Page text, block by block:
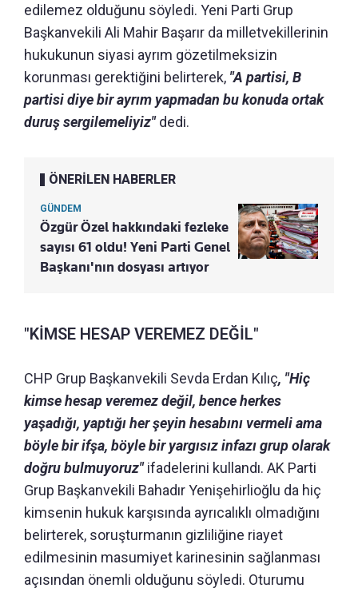
edilemez olduğunu söyledi. Yeni Parti Grup
Başkanvekili Ali Mahir Başarır da milletvekillerinin
hukukunun siyasi ayrım gözetilmeksizin
korunması gerektiğini belirterek, "A partisi, B
partisi diye bir ayrım yapmadan bu konuda ortak
duruş sergilemeliyiz"dedi.
ÖNERİLEN HABERLER
GÜNDEM
Özgür Özel hakkındaki fezleke
sayısı 61 oldu! Yeni Parti Genel
Başkanı'nın dosyası artıyor
"KİMSE HESAP VEREMEZ DEĞİL"
CHP Grup Başkanvekili Sevda Erdan Kılıç, "Hiç
kimse hesap veremez değil, bence herkes
yaşadığı, yaptığı her şeyin hesabını vermeli ama
böyle bir ifşa, böyle bir yargısız infazı grup olarak
doğru bulmuyoruz"ifadelerini kullandı. AK Parti
Grup Başkanvekili Bahadır Yenişehirlioğlu da hiç
kimsenin hukuk karşısında ayrıcalıklı olmadığını
belirterek, soruşturmanın gizliliğine riayet
edilmesinin masumiyet karinesinin sağlanması
açısından önemli olduğunu söyledi. Oturumu